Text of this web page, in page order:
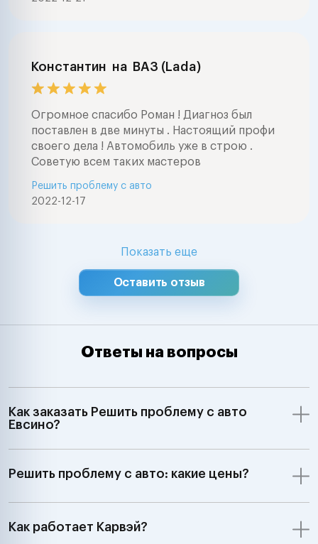
Константин на ВАЗ (Lada)
Огромное спасибо Роман ! Диагноз был
поставлен в две минуты . Настоящий профи
своего дела ! Автомобиль уже в строю .
Советую всем таких мастеров
2022-12-17
Решить проблему с авто
Показать еще
Оставить отзыв
Ответы на вопросы
Как заказать Решить проблему с авто
Евсино?
Решить проблему с авто: какие цены?
Как работает Карвэй?